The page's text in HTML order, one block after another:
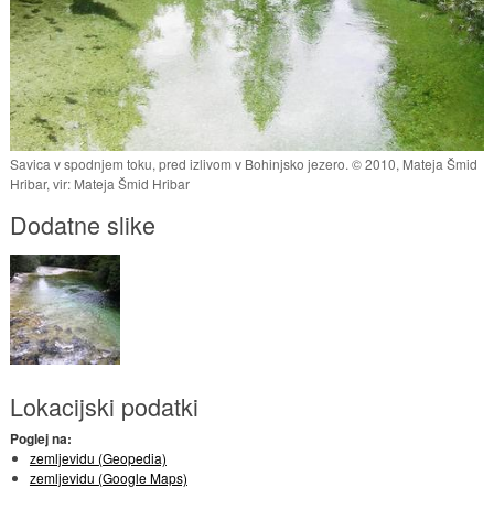
Savica v spodnjem toku, pred izlivom v Bohinjsko jezero. © 2010, Mateja Šmid
Hribar, vir: Mateja Šmid Hribar
Dodatne slike
Lokacijski podatki
Poglej na:
zemljevidu (Geopedia)
zemljevidu (Google Maps)